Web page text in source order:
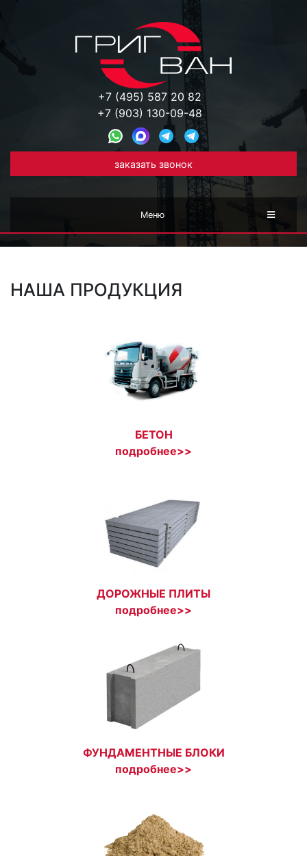
+7 (495) 587 20 82
+7 (903) 130-09-48
заказать звонок
Меню
НАША ПРОДУКЦИЯ
БЕТОН
подробнее>>
ДОРОЖНЫЕ ПЛИТЫ
подробнее>>
ФУНДАМЕНТНЫЕ БЛОКИ
подробнее>>